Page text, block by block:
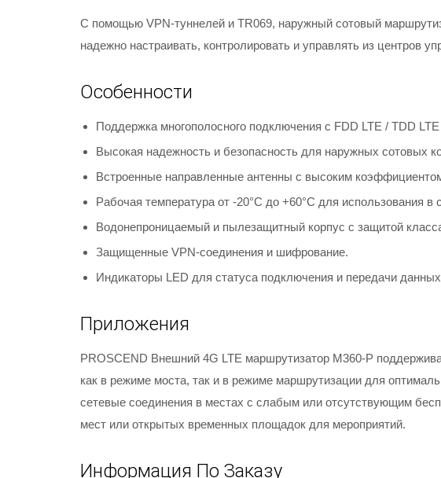
С помощью VPN-туннелей и TR069, наружный сотовый
надежно настраивать, контролировать и управлять из центров
Особенности
Поддержка многополосного подключения с FDD LTE / TDD
Высокая надежность и безопасность для наружных сотовых
Встроенные направленные антенны с высоким
Рабочая температура от -20°C до +60°C для использования в
Водонепроницаемый и пылезащитный корпус с защитой
Защищенные VPN-соединения и шифрование.
Индикаторы LED для статуса подключения и передачи
Приложения
PROSCEND Внешний 4G LTE маршрутизатор M360-P
как в режиме моста, так и в режиме маршрутизации для
сетевые соединения в местах с слабым или отсутствующим
мест или открытых временных площадок для мероприятий.
Информация По Заказу